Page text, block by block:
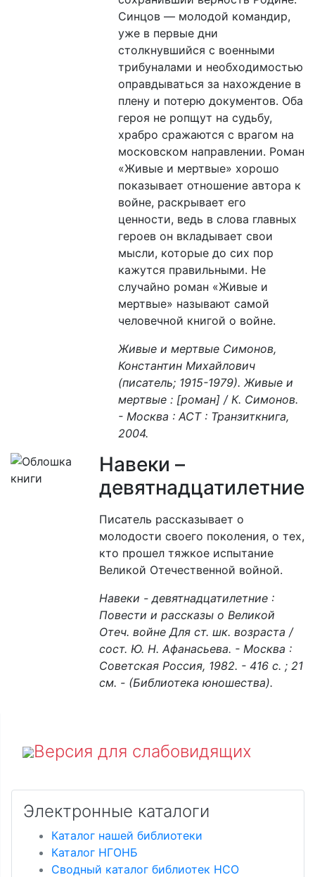
Синцов — молодой командир,
уже в первые дни
столкнувшийся с военными
трибуналами и необходимостью
оправдываться за нахождение в
плену и потерю документов. Оба
героя не ропщут на судьбу,
храбро сражаются с врагом на
московском направлении. Роман
«Живые и мертвые» хорошо
показывает отношение автора к
войне, раскрывает его
ценности, ведь в слова главных
героев он вкладывает свои
мысли, которые до сих пор
кажутся правильными. Не
случайно роман «Живые и
мертвые» называют самой
человечной книгой о войне.
Живые и мертвые Симонов,
Константин Михайлович
(писатель; 1915-1979). Живые и
мертвые : [роман] / К. Симонов.
- Москва : АСТ : Транзиткнига,
2004.
Навеки –
девятнадцатилетние
Писатель рассказывает о
молодости своего поколения, о тех,
кто прошел тяжкое испытание
Великой Отечественной войной.
Навеки - девятнадцатилетние :
Повести и рассказы о Великой
Отеч. войне Для ст. шк. возраста /
сост. Ю. Н. Афанасьева. - Москва :
Советская Россия, 1982. - 416 с. ; 21
см. - (Библиотека юношества).
Версия для слабовидящих
Электронные каталоги
Каталог нашей библиотеки
Каталог НГОНБ
Сводный каталог библиотек НСО